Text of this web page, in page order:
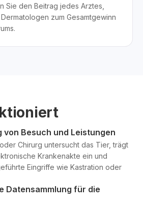
Sie den Beitrag jedes Arztes,
zum Gesamtgewinn
von Besuch und Leistungen
Chirurg untersucht das Tier, trägt
Krankenakte ein und
Eingriffe wie Kastration oder
Datensammlung für die